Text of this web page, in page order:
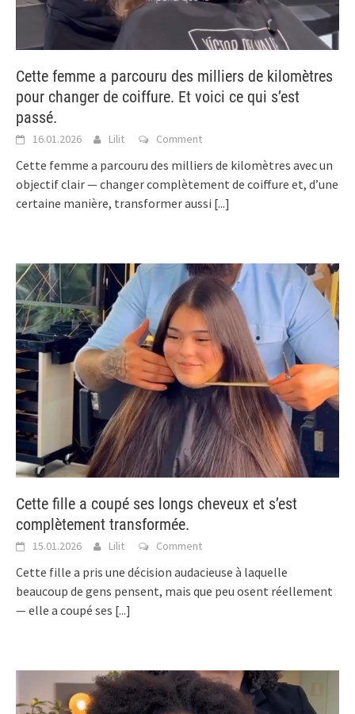
Cette femme a parcouru des milliers de kilomètres
pour changer de coiffure. Et voici ce qui s’est
passé.
16.01.2026 Lilit Comment
Cette femme a parcouru des milliers de kilomètres avec un
objectif clair — changer complètement de coiffure et, d’une
certaine manière, transformer aussi [...]
Cette fille a coupé ses longs cheveux et s’est
complètement transformée.
15.01.2026 Lilit Comment
Cette fille a pris une décision audacieuse à laquelle
beaucoup de gens pensent, mais que peu osent réellement
— elle a coupé ses [...]